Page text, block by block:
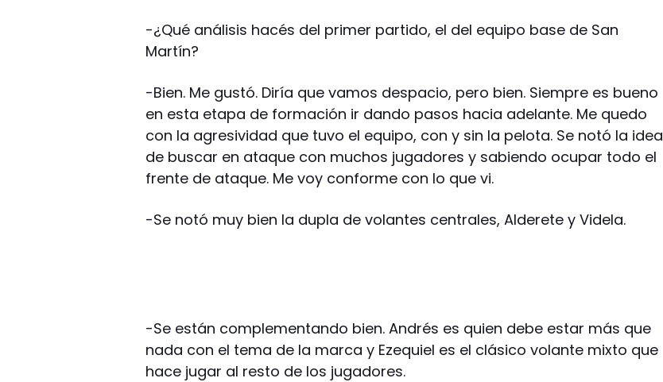
-¿Qué análisis hacés del primer partido, el del equipo base de San
Martín?
-Bien. Me gustó. Diría que vamos despacio, pero bien. Siempre es bueno
en esta etapa de formación ir dando pasos hacia adelante. Me quedo
con la agresividad que tuvo el equipo, con y sin la pelota. Se notó la idea
de buscar en ataque con muchos jugadores y sabiendo ocupar todo el
frente de ataque. Me voy conforme con lo que vi.
-Se notó muy bien la dupla de volantes centrales, Alderete y Videla.
-Se están complementando bien. Andrés es quien debe estar más que
nada con el tema de la marca y Ezequiel es el clásico volante mixto que
hace jugar al resto de los jugadores.